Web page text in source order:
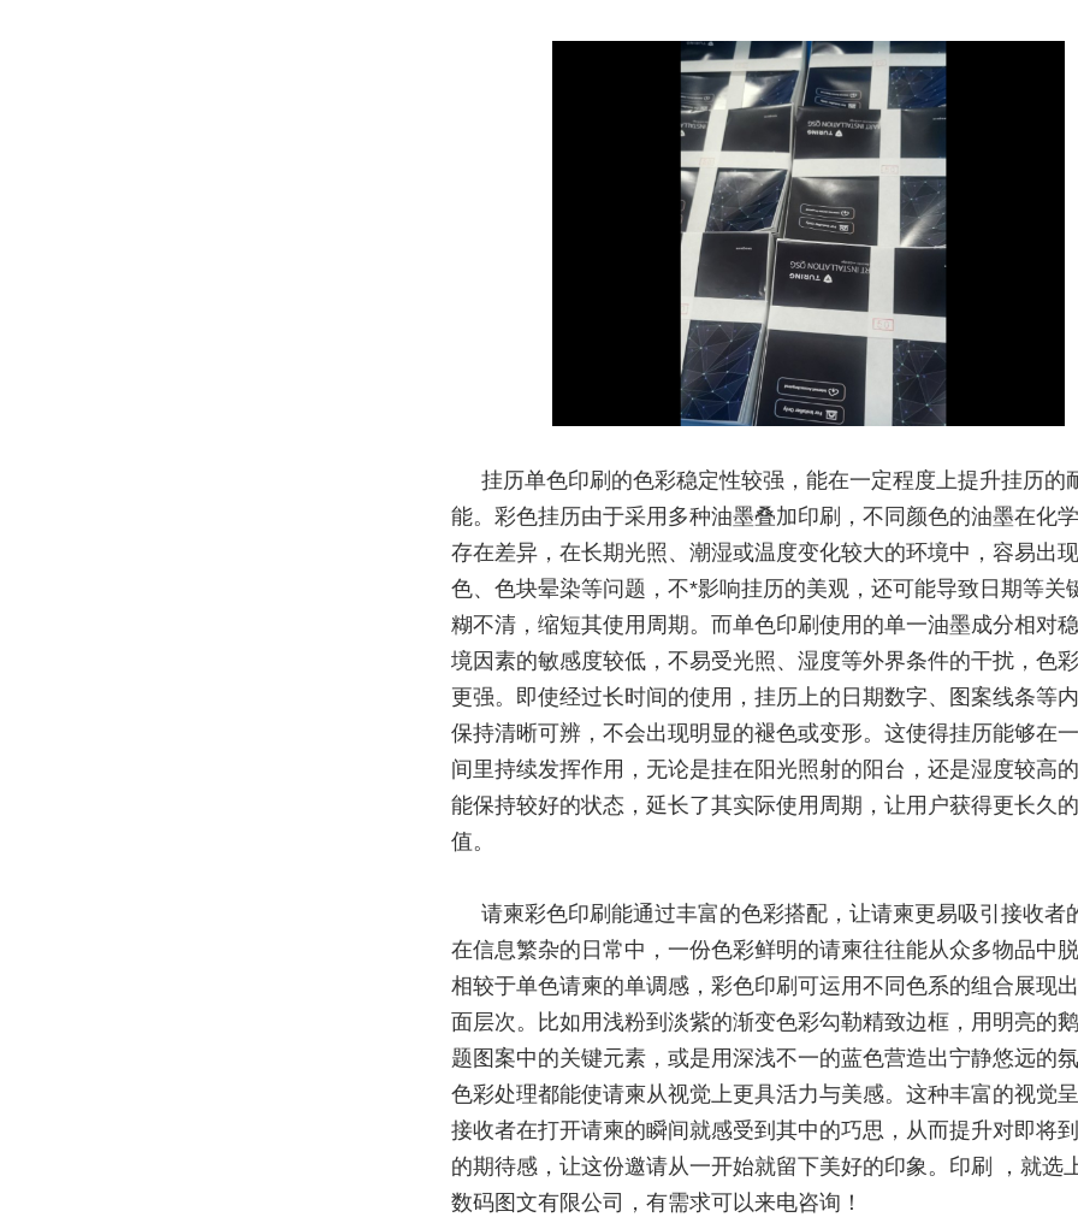
挂历单色印刷的色彩稳定性较强，能在一定程度上提升挂历的
能。彩色挂历由于采用多种油墨叠加印刷，不同颜色的油墨在化
存在差异，在长期光照、潮湿或温度变化较大的环境中，容易出
色、色块晕染等问题，不*影响挂历的美观，还可能导致日期等关
糊不清，缩短其使用周期。而单色印刷使用的单一油墨成分相对
境因素的敏感度较低，不易受光照、湿度等外界条件的干扰，色
更强。即使经过长时间的使用，挂历上的日期数字、图案线条等
保持清晰可辨，不会出现明显的褪色或变形。这使得挂历能够在
间里持续发挥作用，无论是挂在阳光照射的阳台，还是湿度较高
能保持较好的状态，延长了其实际使用周期，让用户获得更长久
值。
请柬彩色印刷能通过丰富的色彩搭配，让请柬更易吸引接收者
在信息繁杂的日常中，一份色彩鲜明的请柬往往能从众多物品中脱
相较于单色请柬的单调感，彩色印刷可运用不同色系的组合展现
面层次。比如用浅粉到淡紫的渐变色彩勾勒精致边框，用明亮的
题图案中的关键元素，或是用深浅不一的蓝色营造出宁静悠远的
色彩处理都能使请柬从视觉上更具活力与美感。这种丰富的视觉
接收者在打开请柬的瞬间就感受到其中的巧思，从而提升对即将
的期待感，让这份邀请从一开始就留下美好的印象。印刷 ，就选
数码图文有限公司，有需求可以来电咨询！